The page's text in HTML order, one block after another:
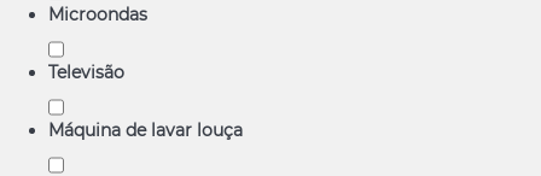
Microondas
Televisão
Máquina de lavar louça